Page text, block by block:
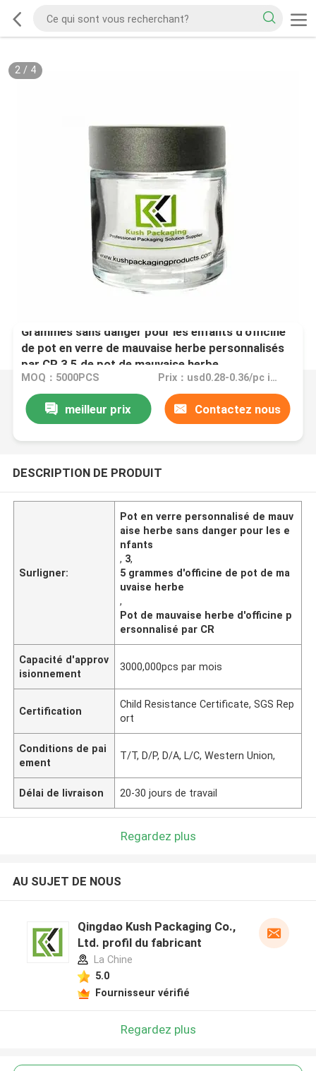
2/ 4
Grammes sans danger pour les enfants d'officine
de pot en verre de mauvaise herbe personnalisés
par CR 3,5 de pot de mauvaise herbe
MOQ：5000PCS Prix：usd0.28-0.36/pc if no logo
meilleur prix Contactez nous
DESCRIPTION DE PRODUIT
Surligner:
Pot en verre personnalisé de mauv
aise herbe sans danger pour les e
nfants
, 3,
5 grammes d'officine de pot de ma
uvaise herbe
,
Pot de mauvaise herbe d'officine p
ersonnalisé par CR
Capacité d'approv
isionnement
3000,000pcs par mois
Certification
Child Resistance Certificate, SGS Rep
ort
Conditions de pai
ement
T/T, D/P, D/A, L/C, Western Union,
Délai de livraison 20-30 jours de travail
Regardez plus
AU SUJET DE NOUS
Qingdao Kush Packaging Co.,
Ltd. profil du fabricant
La Chine
5.0
Fournisseur vérifié
Regardez plus